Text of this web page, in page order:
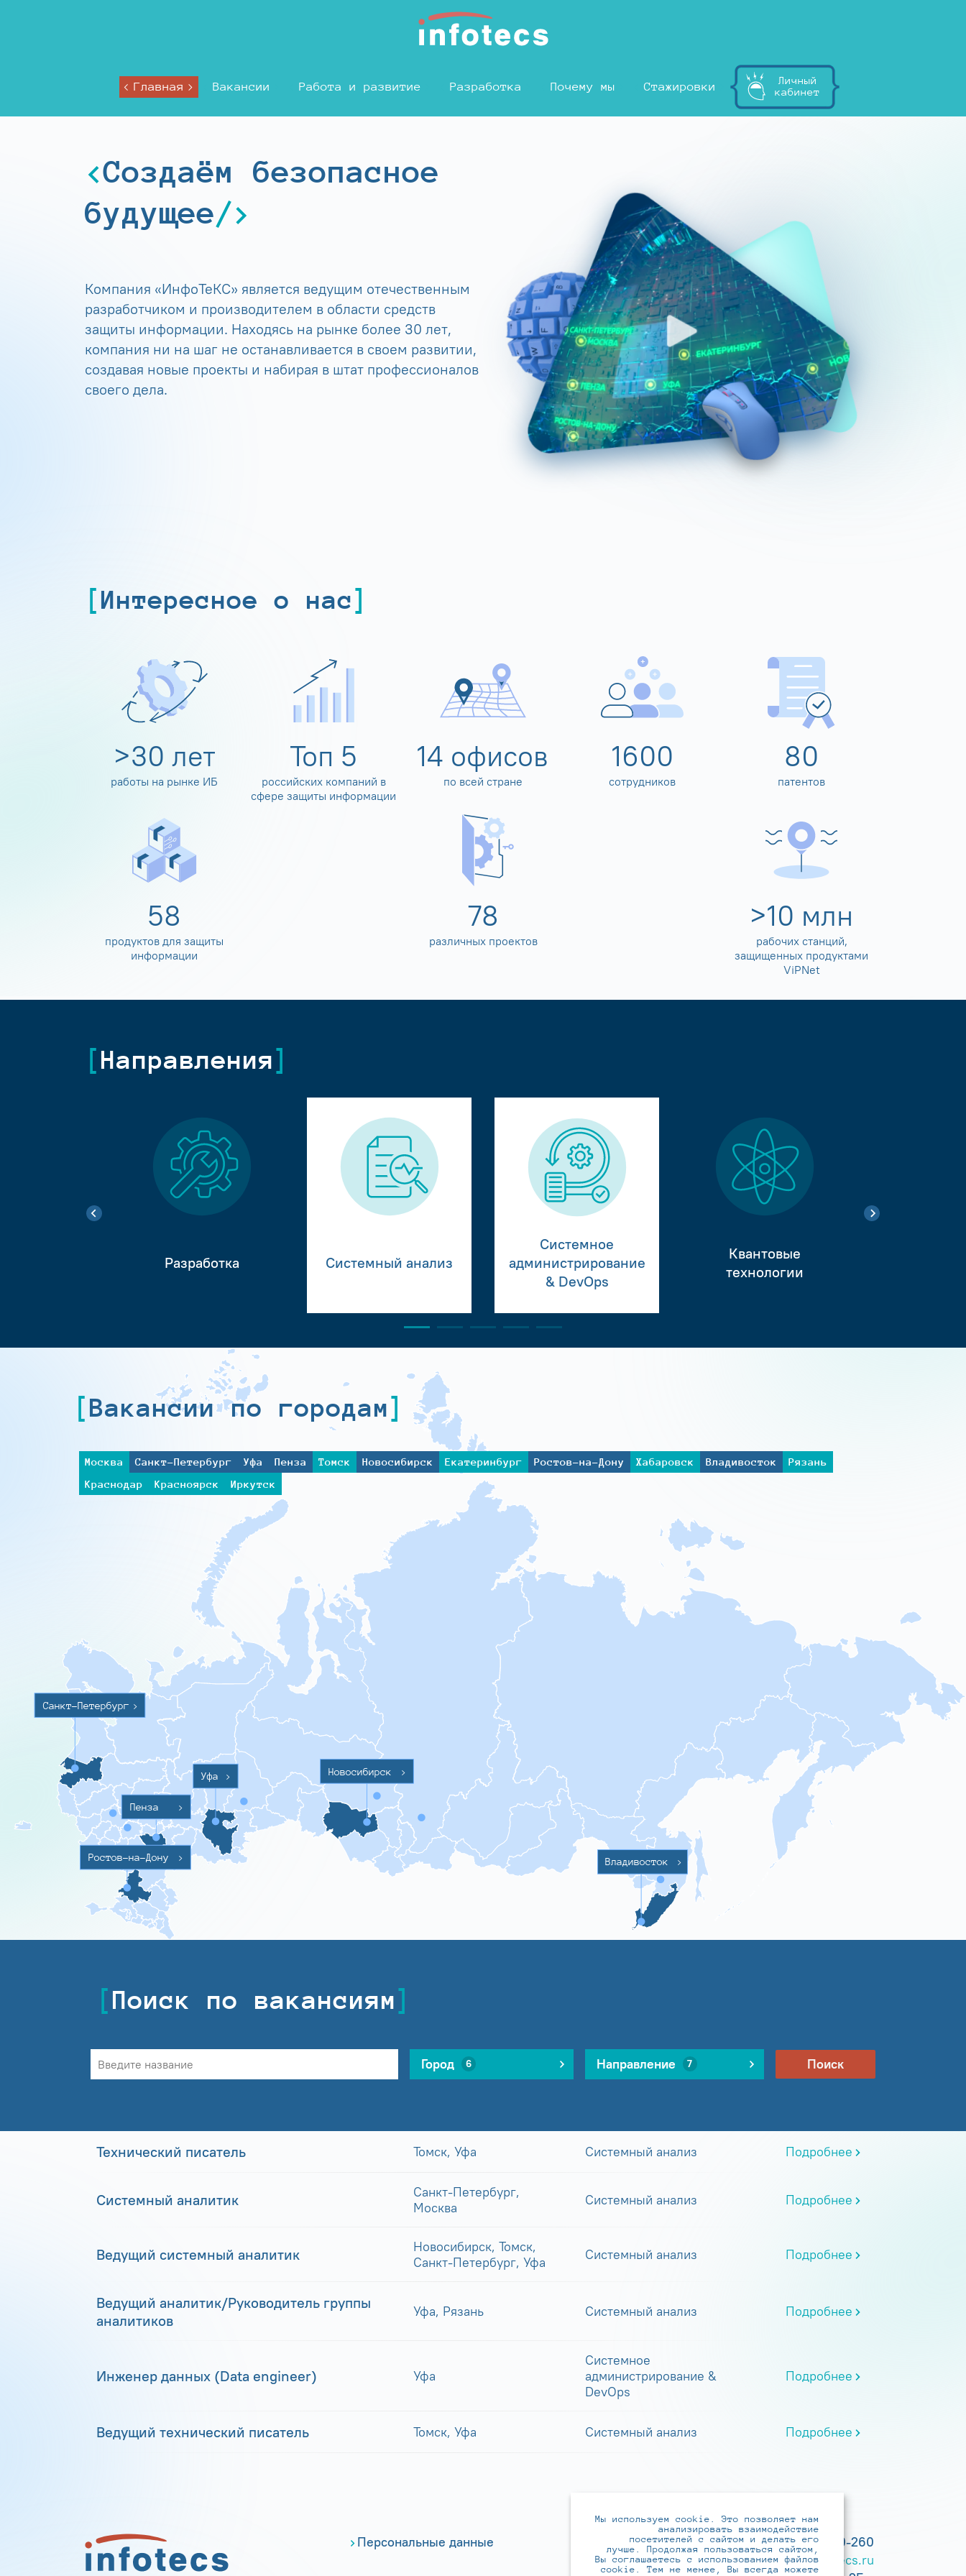
Главная Вакансии Работа и развитие Разработка Почему мы Стажировки
Личный
кабинет
Создаём безопасное
будущее
Компания «ИнфоТеКС» является ведущим отечественным
разработчиком и производителем в области средств
защиты информации. Находясь на рынке более 30 лет,
компания ни на шаг не останавливается в своем развитии,
создавая новые проекты и набирая в штат профессионалов
своего дела.
Интересное о нас
>30 лет
работы на рынке ИБ
Топ 5
российских компаний в
сфере защиты информации
14 офисов
по всей стране
1600
сотрудников
80
патентов
60
продуктов для защиты
информации
80
различных проектов
>10 млн
рабочих станций,
защищенных продуктами
ViPNet
Направления
Разработка Системный анализ
Системное
администрирование
& DevOps
Квантовые
технологии
Вакансии по городам
Москва Санкт-Петербург Уфа Пенза Томск Новосибирск Екатеринбург Ростов-на-Дону Хабаровск Владивосток
Рязань
Краснодар
Красноярск Иркутск
Санкт-Петербург >
Ростов-на-Дону >
Пенза >
Уфа > Новосибирск >
Владивосток >
Поиск по вакансиям
Город 6 Направление 7 Поиск
Технический писатель Томск, Уфа Системный анализ Подробнее
Системный аналитик
Санкт-Петербург,
Москва
Системный анализ Подробнее
Ведущий системный аналитик
Новосибирск, Томск,
Санкт-Петербург, Уфа
Системный анализ Подробнее
Ведущий аналитик/Руководитель группы
аналитиков
Уфа, Рязань Системный анализ Подробнее
Инженер данных (Data engineer) Уфа
Системное
администрирование &
DevOps
Подробнее
Ведущий технический писатель Томск, Уфа Системный анализ Подробнее
Персональные данные
+7 (495) 737-6192, 8-800-250-0-260
practice@infotecs.ru ,hr@infotecs.ru
Мы используем cookie. Это позволяет нам
анализировать взаимодействие
посетителей с сайтом и делать его
лучше. Продолжая пользоваться сайтом,
Вы соглашаетесь с использованием файлов
cookie. Тем не менее, Вы всегда можете